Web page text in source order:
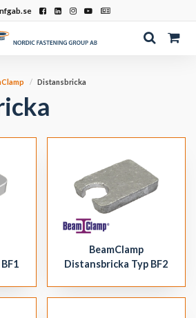
Distansbricka
BeamClamp
Distansbricka Typ BF2